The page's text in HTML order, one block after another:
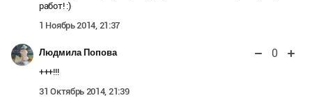
работ! :)
1 Ноябрь 2014, 21:37
Людмила Попова 0
+++!!!
31 Октябрь 2014, 21:39